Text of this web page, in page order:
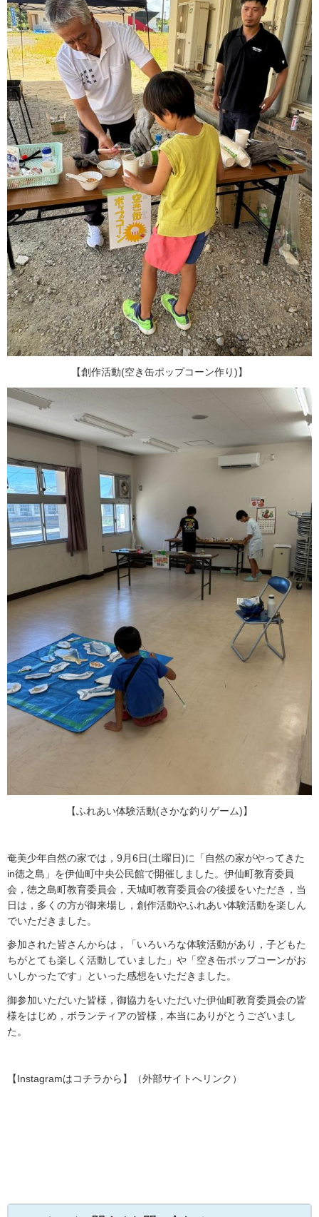
【創作活動(空き缶ポップコーン作り)】
【ふれあい体験活動(さかな釣りゲーム)】
奄美少年自然の家では，9月6日(土曜日)に「自然の家がやってきた
in徳之島」を伊仙町中央公民館で開催しました。伊仙町教育委員
会，徳之島町教育委員会，天城町教育委員会の後援をいただき，当
日は，多くの方が御来場し，創作活動やふれあい体験活動を楽しん
でいただきました。
参加された皆さんからは，「いろいろな体験活動があり，子どもた
ちがとても楽しく活動していました」や「空き缶ポップコーンがお
いしかったです」といった感想をいただきました。
御参加いただいた皆様，御協力をいただいた伊仙町教育委員会の皆
様をはじめ，ボランティアの皆様，本当にありがとうございまし
た。
【Instagramはコチラから】（外部サイトへリンク）